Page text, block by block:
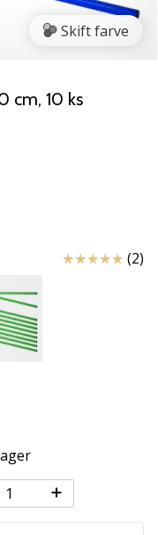
Skift farve
cm, 10 ks
Anmeldelser
(2)